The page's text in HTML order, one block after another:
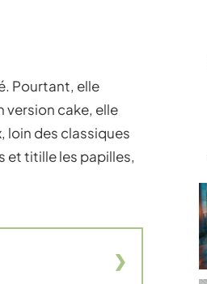
Pourtant, elle
version cake, elle
loin des classiques
et titille les papilles,